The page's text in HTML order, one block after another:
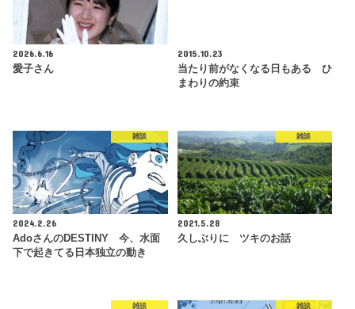
2026.6.16
愛子さん
2015.10.23
当たり前がなくなる日もある ひ
まわりの約束
雑談
2024.2.26
AdoさんのDESTINY 今、水面
下で起きてる日本独立の動き
雑談
2021.5.28
久しぶりに ツキのお話
雑談 雑談